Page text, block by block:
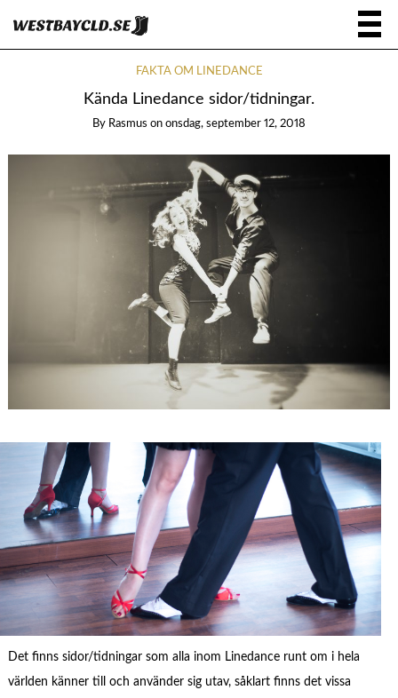
FAKTA OM LINEDANCE
Kända Linedance sidor/tidningar.
By Rasmus on onsdag, september 12, 2018
Det finns sidor/tidningar som alla inom Linedance runt om i hela
världen känner till och använder sig utav, såklart finns det vissa